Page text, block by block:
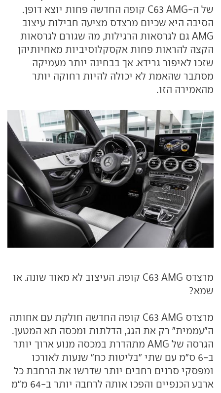
של ה-C63 AMG קופה החדשה פחות יוצא דופן.
הסיבה היא שכיום מרצדס מציעה חבילות עיצוב
AMG גם לגרסאות הרגילות, מה שגורם לגרסאות
הקצה להראות פחות אקסקלוסיביות מאחיותיהן
שזכו לאיפור גרידא. אך בבחינה יותר מעמיקה
מסתבר שהאמת לא יכולה להיות רחוקה יותר
מהאמירה הזו.
מרצדס C63 AMG קופה. העיצוב לא מאוד שונה. או
שמא?
מרצדס C63 AMG קופה החדשה חולקת עם אחותה
ה"עממית" רק את הגג, הדלתות ומכסה תא המטען.
הגרסה של AMG מתהדרת במכסה מנוע ארוך יותר
ב-6 ס"מ עם שתי "בליטות כח" שנעות לאורכו
ומפסקי סרנים רחבים יותר שדרשו את הרחבת כל
ארבע הכנפיים והפכו אותה לרחבה יותר ב-64 מ"מ